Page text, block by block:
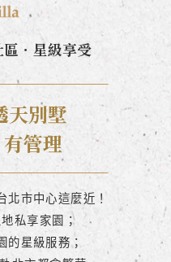
．星級享受
天別墅
管理
市中心這麼近！
私享家園；
的星級服務；